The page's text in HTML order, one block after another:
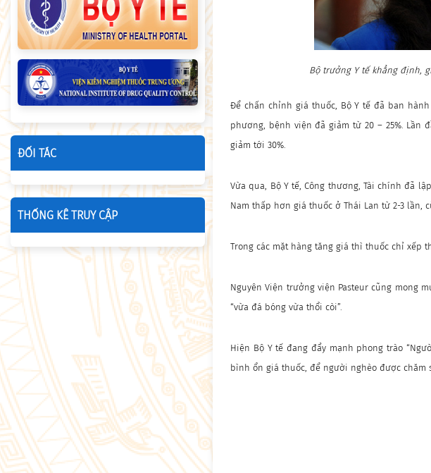
Bộ trưởng Y tế khẳng định,
Để chấn chỉnh giá thuốc, Bộ Y tế đã ban
phương, bệnh viện đã giảm từ 20 – 25%. Lần
giảm tới 30%.
Vừa qua, Bộ Y tế, Công thương, Tài chính đã
Nam thấp hơn giá thuốc ở Thái Lan từ 2-3 lần,
Trong các mặt hàng tăng giá thì thuốc chỉ xếp
Nguyên Viện trưởng viện Pasteur cũng mong
“vừa đá bóng vừa thổi còi”.
Hiện Bộ Y tế đang đẩy mạnh phong trào
bình ổn giá thuốc, để người nghèo được chăm
ĐỐI TÁC
THỐNG KÊ TRUY CẬP